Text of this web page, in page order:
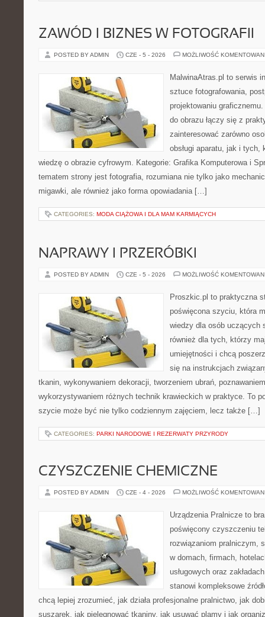
ZAWÓD I BIZNES W FOTOGRAFII
POSTED BY ADMIN CZE - 5 - 2026 MOŻLIWOŚĆ
MalwinaAtras.pl to serwis
sztuce fotografowania,
projektowaniu
do obrazu łączy się z
zainteresować zarówno
obsługi aparatu, jak i
wiedzę o obrazie cyfrowym. Kategorie: Grafika Komputerowa i
tematem strony jest fotografia, rozumiana nie tylko jako
migawki, ale również jako forma opowiadania […]
CATEGORIES: MODA CIĄŻOWA I DLA MAM KARMIĄCYCH
NAPRAWY I PRZERÓBKI
POSTED BY ADMIN CZE - 5 - 2026 MOŻLIWOŚĆ
Proszkic.pl to praktyczna
poświęcona szyciu, która
wiedzy dla osób uczących
również dla tych, którzy
umiejętności i chcą
się na instrukcjach
tkanin, wykonywaniem dekoracji, tworzeniem ubrań,
wykorzystywaniem różnych technik krawieckich w praktyce. To
szycie może być nie tylko codziennym zajęciem, lecz także […]
CATEGORIES: PARKI NARODOWE I REZERWATY PRZYRODY
CZYSZCZENIE CHEMICZNE
POSTED BY ADMIN CZE - 4 - 2026 MOŻLIWOŚĆ
Urządzenia Pralnicze to
poświęcony czyszczeniu
rozwiązaniom pralniczym,
w domach, firmach,
usługowych oraz
stanowi kompleksowe
chcą lepiej zrozumieć, jak działa profesjonalne pralnictwo, jak
suszarek, jak pielęgnować tkaniny, jak usuwać plamy i jak